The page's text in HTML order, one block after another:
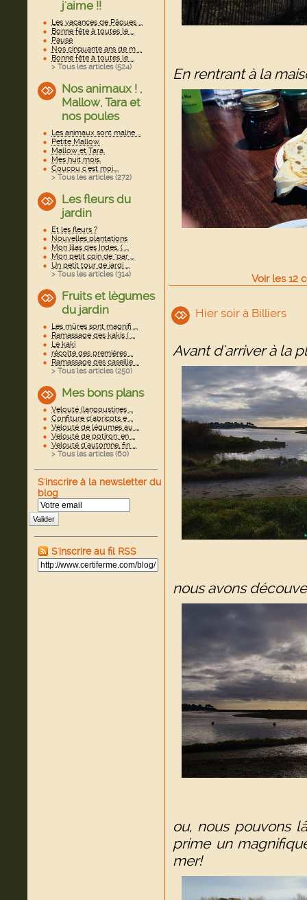
j'aime !!
Les vacances de Pâques ...
Bonne fête à toutes le ...
Pause
Nos cinquante ans de m ...
Bonne fête à toutes le ...
> Tous les articles (524)
Nos animaux ! ,
Mallow, Tara et
nos poules
Les animaux sont malhe ...
Petite Mallow.
Mallow et Tara.
Mes huit mois.
Coucou c'est moi....
> Tous les articles (272)
Les fleurs du
jardin
Et les fleurs ?
Nouvelles plantations
Mon lilas des Indes. ( ...
Mon petit coin de "par ...
Un petit tour de jardi ...
> Tous les articles (314)
Fruits et lègumes
du jardin
Les mûres sont magnifi ...
Ramassage des kakis ( ...
Le kaki
récolte des premières ...
Ramassage des caseille ...
> Tous les articles (250)
Mes bons plans
Velouté (langoustines ...
Confiture d'abricots e ...
Velouté de légumes au ...
Velouté de potiron, en ...
Velouté d'automne, fin ...
> Tous les articles (60)
S'inscrire à la newsletter du
blog
Valider
S'inscrire au fil RSS
En rentrant à la
Voir les12
Hier soir à Billiers
Avant d'arriver à la
nous avons
ou, nous pouvons
prime un
mer!